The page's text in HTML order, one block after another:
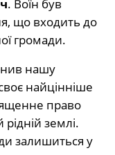
. Воїн був
що входить до
громади.
нашу
найцінніше
право
землі.
залишиться у